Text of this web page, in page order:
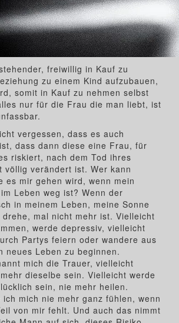
freiwillig in Kauf zu
zu einem Kind aufzubauen,
somit in Kauf zu nehmen selbst
nur für die Frau die man liebt, ist
vergessen, dass es auch
dass dann diese eine Frau, für
riskiert, nach dem Tod ihres
völlig verändert ist. Wer kann
es mir gehen wird, wenn mein
Leben weg ist? Wenn der
in meinem Leben, meine Sonne
drehe, mal nicht mehr ist. Vielleicht
werde depressiv, vielleicht
Partys feiern oder wandere aus
neues Leben zu beginnen.
mich die Trauer, vielleicht
dieselbe sein. Vielleicht werde
sein, nie mehr heilen.
mich nie mehr ganz fühlen, wenn
von mir fehlt. Und auch das nimmt